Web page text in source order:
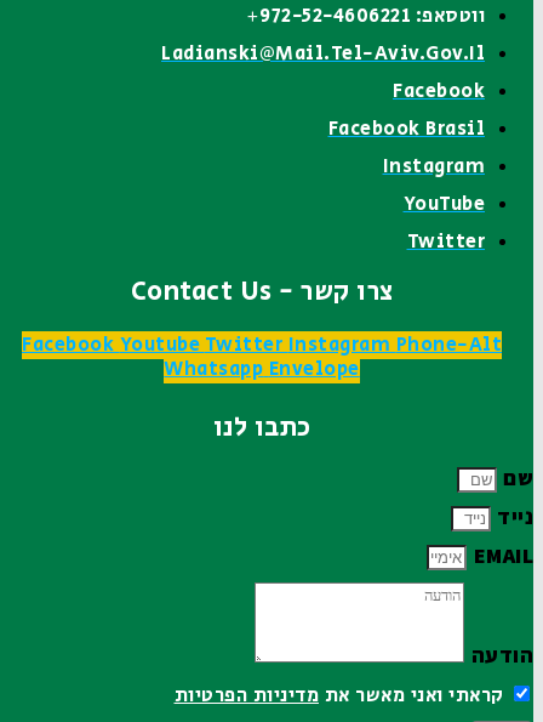
ווטסאפ: 972-52-4606221+
Ladianski@mail.tel-Aviv.gov.il
Facebook
Facebook Brasil
Instagram
YouTube
Twitter
צרו קשר - Contact Us
FacebookYoutubeTwitterInstagramPhone-Alt
WhatsappEnvelope
כתבו לנו
שם
נייד
EMAIL
הודעה
קראתי ואני מאשר אתמדיניות הפרטיות